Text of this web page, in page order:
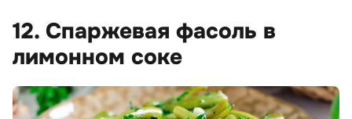
12. Спаржевая фасоль в
лимонном соке